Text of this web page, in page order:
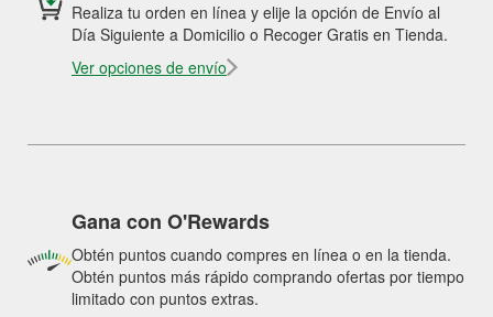
Realiza tu orden en línea y elije la opción de Envío al
Día Siguiente a Domicilio o Recoger Gratis en Tienda.
Ver opciones de envío
Gana con O'Rewards
Obtén puntos cuando compres en línea o en la tienda.
Obtén puntos más rápido comprando ofertas por tiempo
limitado con puntos extras.